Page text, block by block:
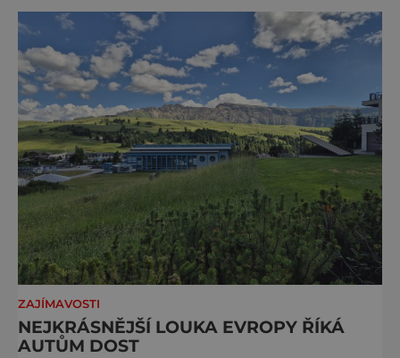
ZAJÍMAVOSTI
NEJKRÁSNĚJŠÍ LOUKA EVROPY ŘÍKÁ
AUTŮM DOST